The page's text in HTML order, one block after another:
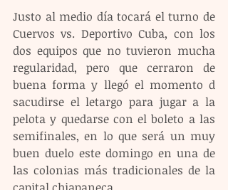
Justo al medio día tocará el turno de
Cuervos vs. Deportivo Cuba, con los
dos equipos que no tuvieron mucha
regularidad, pero que cerraron de
buena forma y llegó el momento d
sacudirse el letargo para jugar a la
pelota y quedarse con el boleto a las
semifinales, en lo que será un muy
buen duelo este domingo en una de
las colonias más tradicionales de la